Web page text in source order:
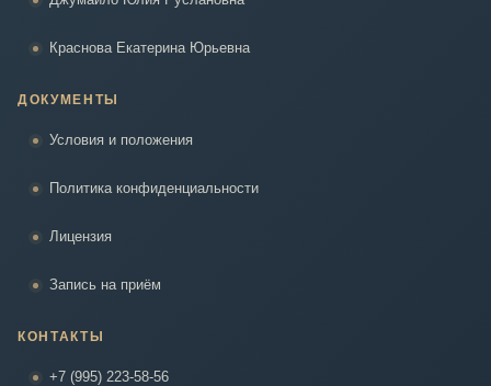
Краснова Екатерина Юрьевна
ДОКУМЕНТЫ
Условия и положения
Политика конфиденциальности
Лицензия
Запись на приём
КОНТАКТЫ
+7 (995) 223-58-56